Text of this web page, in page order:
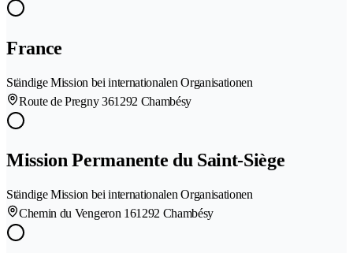
France
Ständige Mission bei internationalen Organisationen
Route de Pregny 361292 Chambésy
Mission Permanente du Saint-Siège
Ständige Mission bei internationalen Organisationen
Chemin du Vengeron 161292 Chambésy